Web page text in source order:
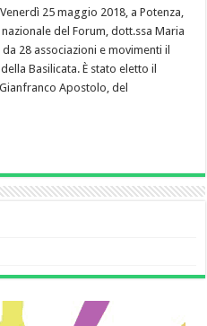
25 maggio 2018, a Potenza,
del Forum, dott.ssa Maria
28 associazioni e movimenti il
Basilicata. È stato eletto il
Apostolo, del